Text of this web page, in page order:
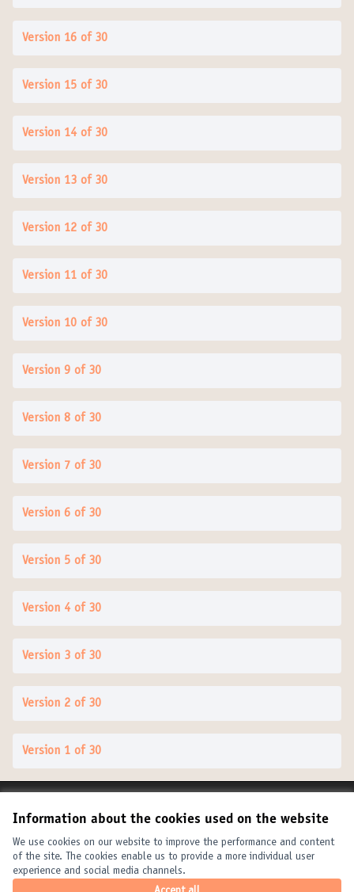
Information about the cookies used on the website
We use cookies on our website to improve the performance and content
of the site. The cookies enable us to provide a more individual user
experience and social media channels.
Version 16 of 30
Version 15 of 30
Version 14 of 30
Version 13 of 30
Version 12 of 30
Version 11 of 30
Version 10 of 30
Version 9 of 30
Version 8 of 30
Version 7 of 30
Version 6 of 30
Version 5 of 30
Version 4 of 30
Version 3 of 30
Version 2 of 30
Version 1 of 30
Cookie settings
United Cities and Local Governments at X
(External link)
United Cities and Local Governments at Facebook
(External link)
United Cities and Local Governments at YouTube
(External link)
English
Elegir el idiomaChoose languageChoisir la langue